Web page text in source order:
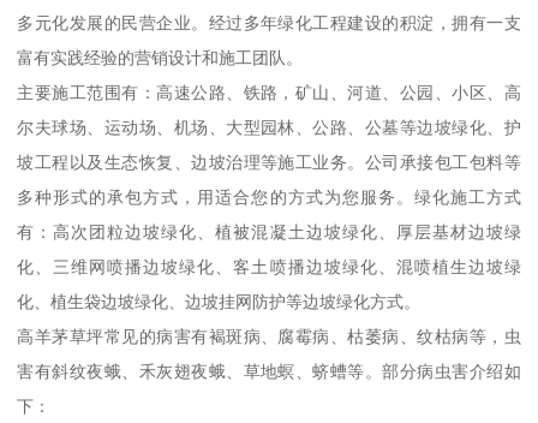
多元化发展的民营企业。经过多年绿化工程建设的积淀，拥有一支
富有实践经验的营销设计和施工团队。
主要施工范围有：高速公路、铁路，矿山、河道、公园、小区、高
尔夫球场、运动场、机场、大型园林、公路、公墓等边坡绿化、护
坡工程以及生态恢复、边坡治理等施工业务。公司承接包工包料等
多种形式的承包方式，用适合您的方式为您服务。绿化施工方式
有：高次团粒边坡绿化、植被混凝土边坡绿化、厚层基材边坡绿
化、三维网喷播边坡绿化、客土喷播边坡绿化、混喷植生边坡绿
化、植生袋边坡绿化、边坡挂网防护等边坡绿化方式。
高羊茅草坪常见的病害有褐斑病、腐霉病、枯萎病、纹枯病等，虫
害有斜纹夜蛾、禾灰翅夜蛾、草地螟、蛴螬等。部分病虫害介绍如
下：